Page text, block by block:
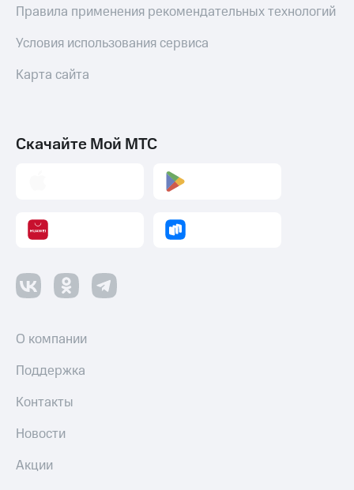
Правила применения рекомендательных технологий
Условия использования сервиса
Карта сайта
Скачайте Мой МТС
О компании
Поддержка
Контакты
Новости
Акции